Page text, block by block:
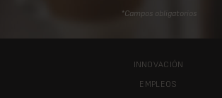
*Campos obligatorios
INNOVACIÓN
EMPLEOS